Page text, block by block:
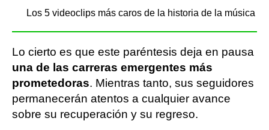
Los 5 videoclips más caros de la historia de la música
Lo cierto es que este paréntesis deja en pausa
una de las carreras emergentes más
prometedoras. Mientras tanto, sus seguidores
permanecerán atentos a cualquier avance
sobre su recuperación y su regreso.